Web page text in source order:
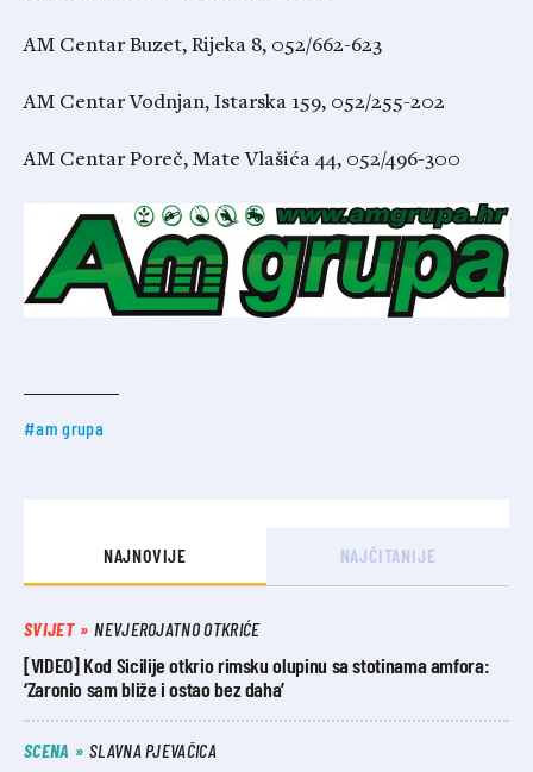
AM Centar Buzet, Rijeka 8, 052/662-623
AM Centar Vodnjan, Istarska 159, 052/255-202
AM Centar Poreč, Mate Vlašića 44, 052/496-300
#am grupa
NAJNOVIJE NAJČITANIJE
SVIJET NEVJEROJATNO OTKRIĆE
[VIDEO] Kod Sicilije otkrio rimsku olupinu sa stotinama amfora:
‘Zaronio sam bliže i ostao bez daha’
SCENA SLAVNA PJEVAČICA